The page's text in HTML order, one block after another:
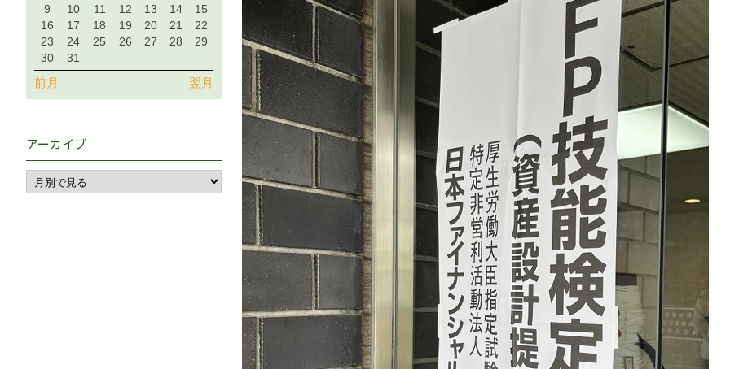
9
10 11 12 13 14
15
16
17 18 19 20 21
22
23
24 25 26 27 28
29
30
31
前月 翌月
アーカイブ